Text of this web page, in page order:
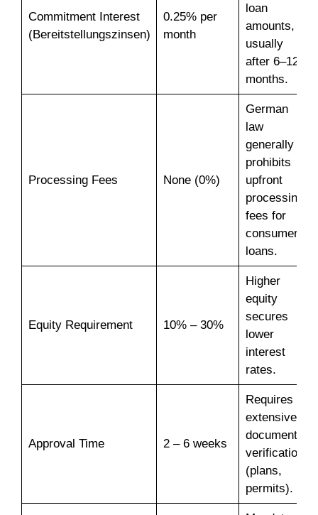
Commitment Interest
(Bereitstellungszinsen)
0.25% per
month
loan
amounts,
usually
after 6–12
months.
Processing Fees None (0%)
German
law
generally
prohibits
upfront
processing
fees for
consumer
loans.
Equity Requirement 10% – 30%
Higher
equity
secures
lower
interest
rates.
Approval Time 2 – 6 weeks
Requires
extensive
document
verification
(plans,
permits).